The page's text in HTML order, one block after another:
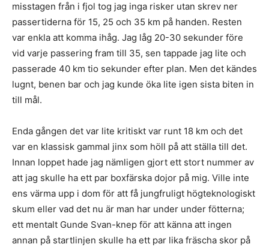
misstagen från i fjol tog jag inga risker utan skrev ner
passertiderna för 15, 25 och 35 km på handen. Resten
var enkla att komma ihåg. Jag låg 20-30 sekunder före
vid varje passering fram till 35, sen tappade jag lite och
passerade 40 km tio sekunder efter plan. Men det kändes
lugnt, benen bar och jag kunde öka lite igen sista biten in
till mål.
Enda gången det var lite kritiskt var runt 18 km och det
var en klassisk gammal jinx som höll på att ställa till det.
Innan loppet hade jag nämligen gjort ett stort nummer av
att jag skulle ha ett par boxfärska dojor på mig. Ville inte
ens värma upp i dom för att få jungfruligt högteknologiskt
skum eller vad det nu är man har under under fötterna;
ett mentalt Gunde Svan-knep för att känna att ingen
annan på startlinjen skulle ha ett par lika fräscha skor på